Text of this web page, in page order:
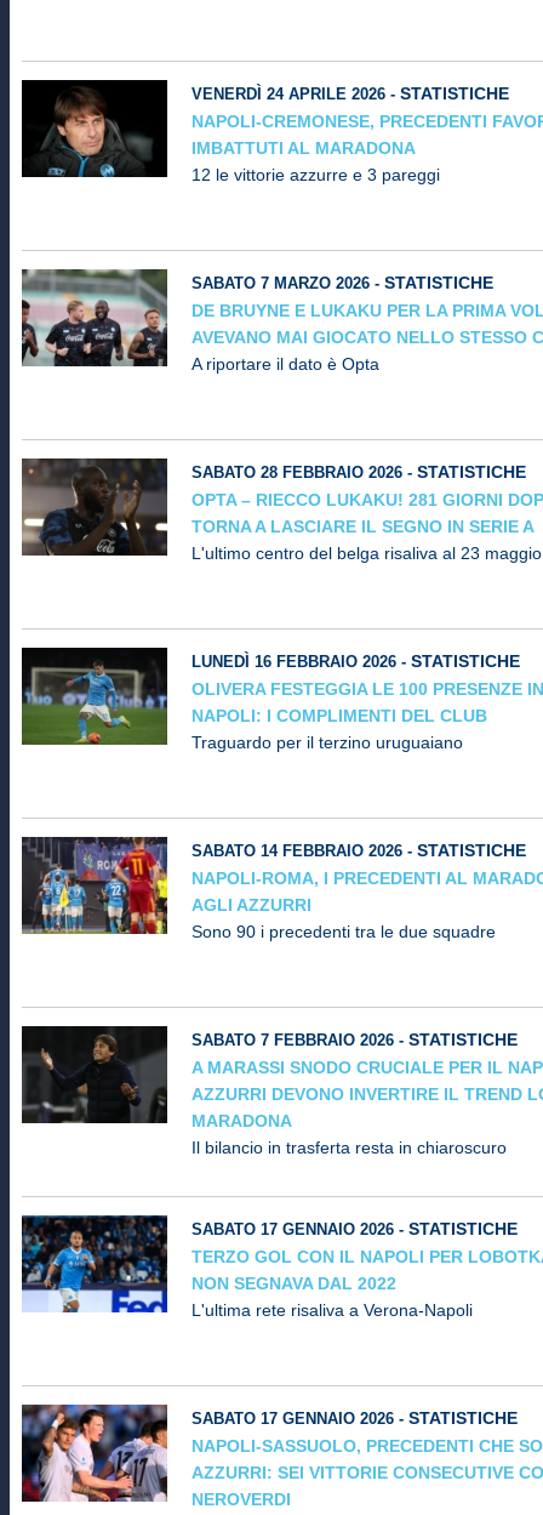
VENERDÌ 24 APRILE 2026 - STATISTICHE
NAPOLI-CREMONESE, PRECEDENTI
IMBATTUTI AL MARADONA
12 le vittorie azzurre e 3 pareggi
SABATO 7 MARZO 2026 - STATISTICHE
DE BRUYNE E LUKAKU PER LA PRIMA
AVEVANO MAI GIOCATO NELLO STESSO
A riportare il dato è Opta
SABATO 28 FEBBRAIO 2026 - STATISTICHE
OPTA – RIECCO LUKAKU! 281 GIORNI
TORNA A LASCIARE IL SEGNO IN SERIE A
L'ultimo centro del belga risaliva al 23 maggio
LUNEDÌ 16 FEBBRAIO 2026 - STATISTICHE
OLIVERA FESTEGGIA LE 100 PRESENZE
NAPOLI: I COMPLIMENTI DEL CLUB
Traguardo per il terzino uruguaiano
SABATO 14 FEBBRAIO 2026 - STATISTICHE
NAPOLI-ROMA, I PRECEDENTI AL
AGLI AZZURRI
Sono 90 i precedenti tra le due squadre
SABATO 7 FEBBRAIO 2026 - STATISTICHE
A MARASSI SNODO CRUCIALE PER IL
AZZURRI DEVONO INVERTIRE IL TREND
MARADONA
Il bilancio in trasferta resta in chiaroscuro
SABATO 17 GENNAIO 2026 - STATISTICHE
TERZO GOL CON IL NAPOLI PER
NON SEGNAVA DAL 2022
L'ultima rete risaliva a Verona-Napoli
SABATO 17 GENNAIO 2026 - STATISTICHE
NAPOLI-SASSUOLO, PRECEDENTI CHE
AZZURRI: SEI VITTORIE CONSECUTIVE
NEROVERDI